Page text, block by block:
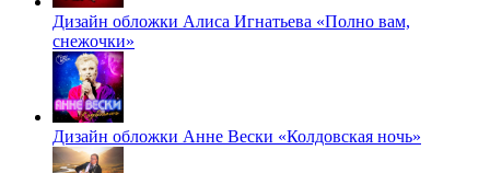
Дизайн обложки Алиса Игнатьева «Полно вам,
снежочки»
Дизайн обложки Анне Вески «Колдовская ночь»